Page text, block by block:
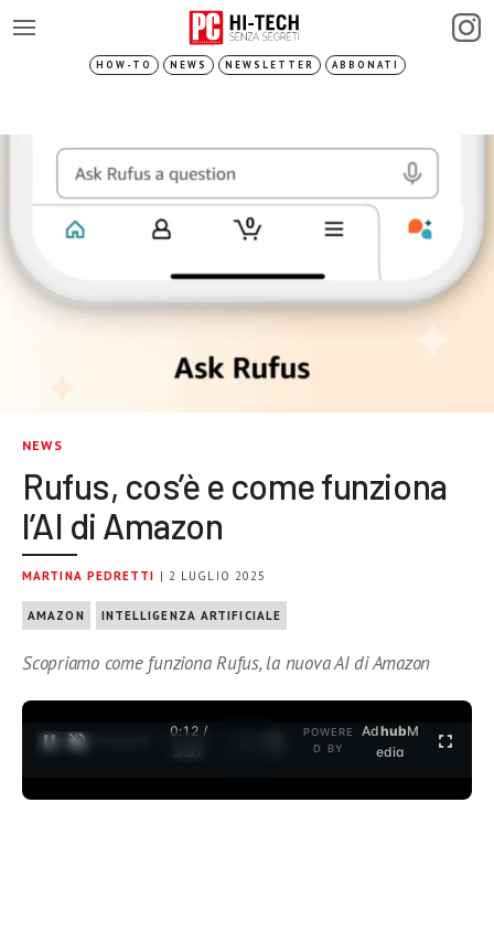
HOW-TO NEWS NEWSLETTER ABBONATI
NEWS
Rufus, cos’è e come funziona
l’AI di Amazon
MARTINA PEDRETTI | 2 LUGLIO 2025
AMAZON INTELLIGENZA ARTIFICIALE
Scopriamo come funziona Rufus, la nuova AI di Amazon
0:12 /
3:37
POWERE
D BY
AdhubM
edia